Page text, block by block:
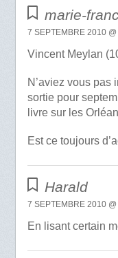
marie-
7 SEPTEMBRE 2010
Vincent Meylan
N’aviez vous pas
sortie pour
livre sur les
Est ce toujours
Harald
7 SEPTEMBRE 2010
En lisant certain